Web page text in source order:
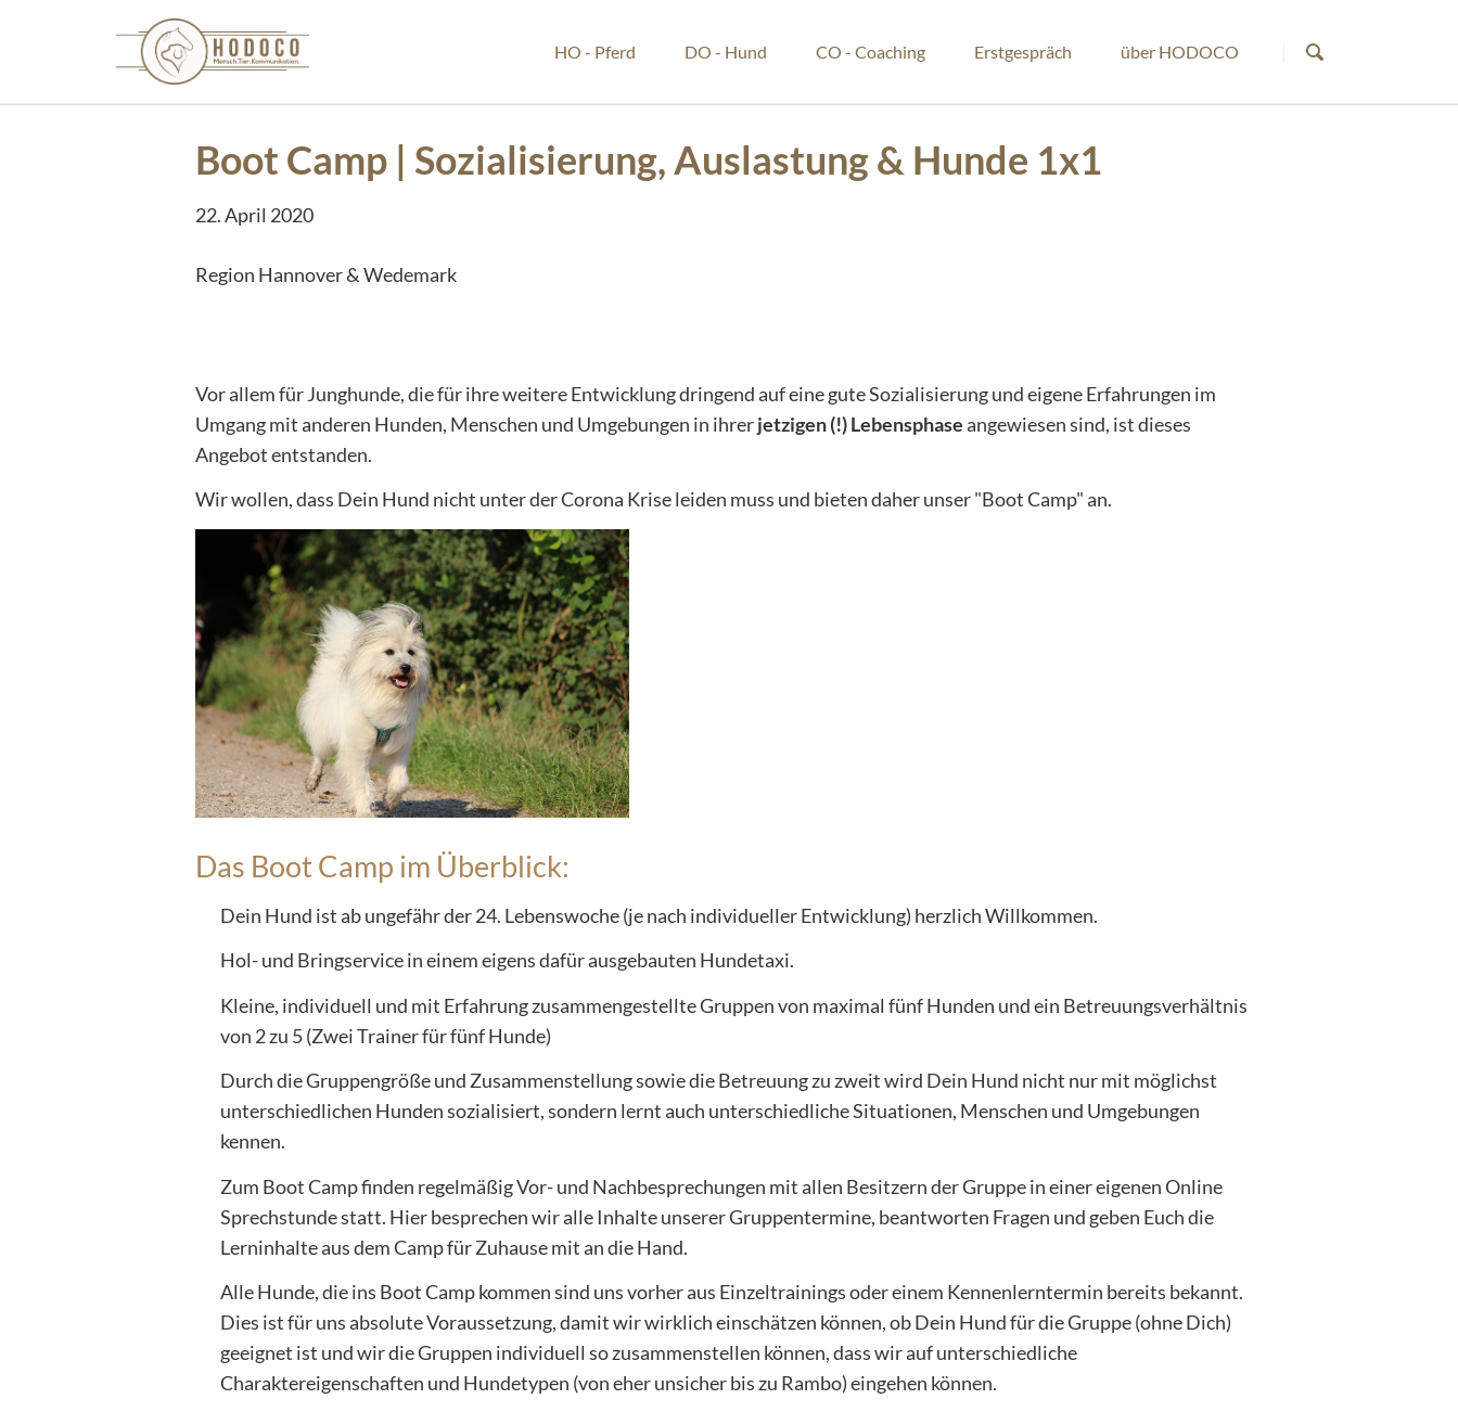
überspringen
HO - Pferd DO - Hund CO - Coaching Erstgespräch über HODOCO
Boot Camp | Sozialisierung, Auslastung & Hunde 1x1
22. April 2020
Region Hannover & Wedemark
Vor allem für Junghunde, die für ihre weitere Entwicklung dringend auf eine gute Sozialisierung und eigene Erfahrungen im
Umgang mit anderen Hunden, Menschen und Umgebungen in ihrerjetzigen (!) Lebensphaseangewiesen sind, ist dieses
Angebot entstanden.
Wir wollen, dass Dein Hund nicht unter der Corona Krise leiden muss und bieten daher unser "Boot Camp" an.
Das Boot Camp im Überblick:
Dein Hund ist ab ungefähr der 24. Lebenswoche (je nach individueller Entwicklung) herzlich Willkommen.
Hol- und Bringservice in einem eigens dafür ausgebauten Hundetaxi.
Kleine, individuell und mit Erfahrung zusammengestellte Gruppen von maximal fünf Hunden und ein Betreuungsverhältnis
von 2 zu 5 (Zwei Trainer für fünf Hunde)
Durch die Gruppengröße und Zusammenstellung sowie die Betreuung zu zweit wird Dein Hund nicht nur mit möglichst
unterschiedlichen Hunden sozialisiert, sondern lernt auch unterschiedliche Situationen, Menschen und Umgebungen
kennen.
Zum Boot Camp finden regelmäßig Vor- und Nachbesprechungen mit allen Besitzern der Gruppe in einer eigenen Online
Sprechstunde statt. Hier besprechen wir alle Inhalte unserer Gruppentermine, beantworten Fragen und geben Euch die
Lerninhalte aus dem Camp für Zuhause mit an die Hand.
Alle Hunde, die ins Boot Camp kommen sind uns vorher aus Einzeltrainings oder einem Kennenlerntermin bereits bekannt.
Dies ist für uns absolute Voraussetzung, damit wir wirklich einschätzen können, ob Dein Hund für die Gruppe (ohne Dich)
geeignet ist und wir die Gruppen individuell so zusammenstellen können, dass wir auf unterschiedliche
Charaktereigenschaften und Hundetypen (von eher unsicher bis zu Rambo) eingehen können.